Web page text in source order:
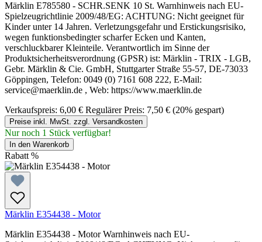
Märklin E785580 - SCHR.SENK 10 St. Warnhinweis nach EU-
Spielzeugrichtlinie 2009/48/EG: ACHTUNG: Nicht geeignet für
Kinder unter 14 Jahren. Verletzungsgefahr und Erstickungsrisiko,
wegen funktionsbedingter scharfer Ecken und Kanten,
verschluckbarer Kleinteile. Verantwortlich im Sinne der
Produktsicherheitsverordnung (GPSR) ist: Märklin - TRIX - LGB,
Gebr. Märklin & Cie. GmbH, Stuttgarter Straße 55-57, DE-73033
Göppingen, Telefon: 0049 (0) 7161 608 222, E-Mail:
service@maerklin.de , Web: https://www.maerklin.de
Verkaufspreis: 6,00 € Regulärer Preis: 7,50 € (20% gespart)
Preise inkl. MwSt. zzgl. Versandkosten
Nur noch 1 Stück verfügbar!
In den Warenkorb
Rabatt %
Märklin E354438 - Motor
Märklin E354438 - Motor Warnhinweis nach EU-